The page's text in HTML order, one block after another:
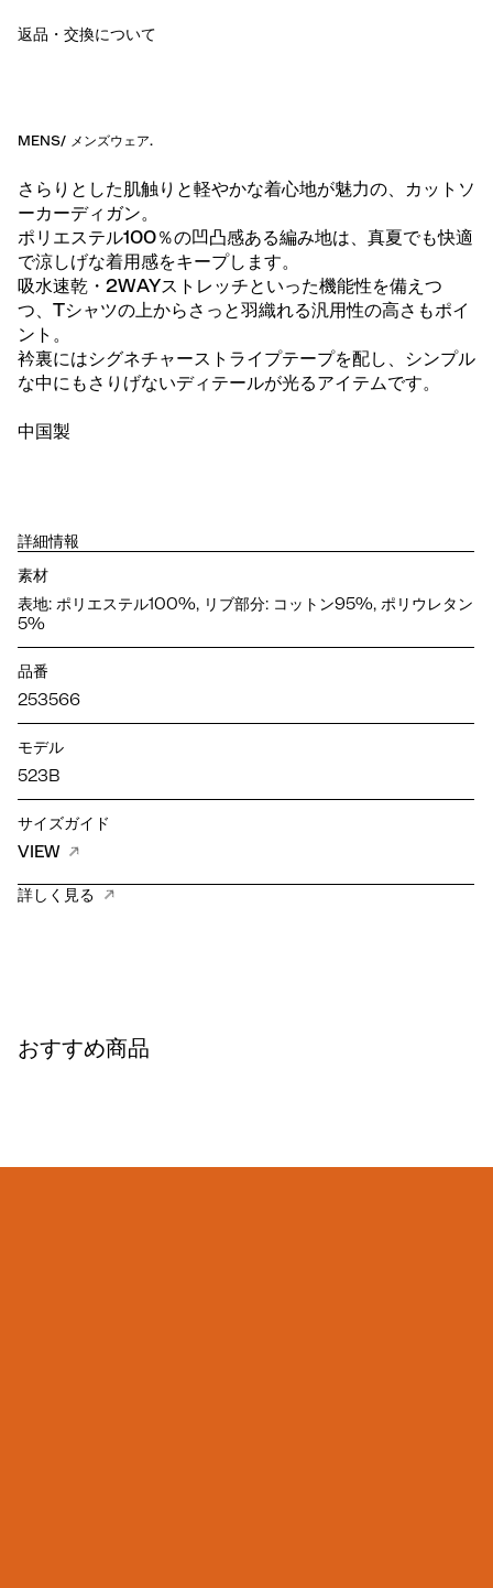
返品・交換について
MENS/ メンズウェア.
さらりとした肌触りと軽やかな着心地が魅力の、カットソ
ーカーディガン。
ポリエステル100％の凹凸感ある編み地は、真夏でも快適
で涼しげな着用感をキープします。
吸水速乾・2WAYストレッチといった機能性を備えつ
つ、Tシャツの上からさっと羽織れる汎用性の高さもポイ
ント。
衿裏にはシグネチャーストライプテープを配し、シンプル
な中にもさりげないディテールが光るアイテムです。
中国製
詳細情報
素材
表地: ポリエステル100%, リブ部分: コットン95%, ポリウレタン
5%
品番
253566
モデル
523B
サイズガイド
VIEW
詳しく見る
おすすめ商品